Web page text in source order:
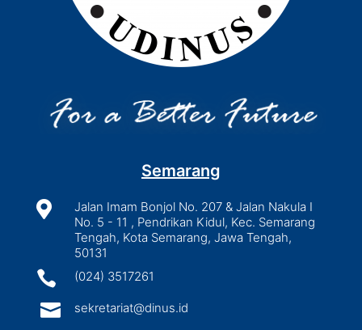
Semarang

Jalan Imam Bonjol No. 207 & Jalan Nakula I
No. 5 - 11 , Pendrikan Kidul, Kec. Semarang
Tengah, Kota Semarang, Jawa Tengah,
50131
 (024) 3517261
 sekretariat@dinus.id